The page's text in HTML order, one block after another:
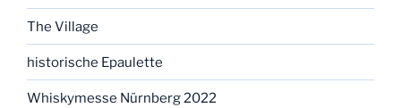
The Village
historische Epaulette
Whiskymesse Nürnberg 2022